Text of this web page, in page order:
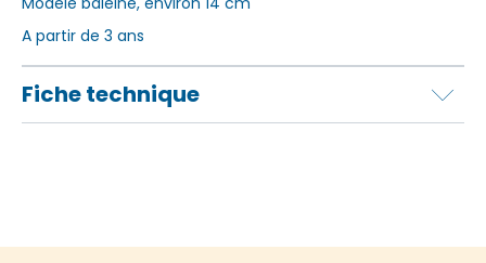
A partir de 3 ans
Fiche technique